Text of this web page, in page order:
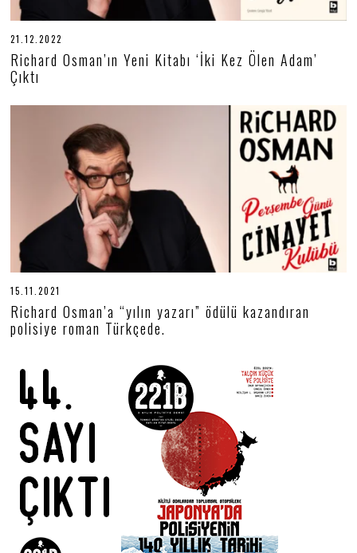
21.12.2022
1
.
2
2
Richard Osman’ın Yeni Kitabı ‘İki Kez Ölen Adam’
Çıktı
15.11.2021
5
.
1
1
Richard Osman’a “yılın yazarı” ödülü kazandıran
polisiye roman Türkçede.